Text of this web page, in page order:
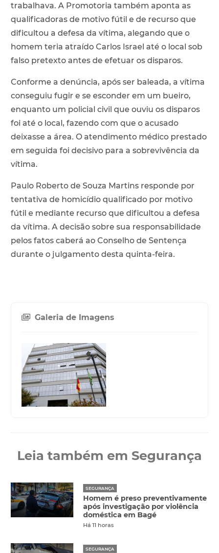
trabalhava. A Promotoria também aponta as
qualificadoras de motivo fútil e de recurso que
dificultou a defesa da vítima, alegando que o
homem teria atraído Carlos Israel até o local sob
falso pretexto antes de efetuar os disparos.
Conforme a denúncia, após ser baleada, a vítima
conseguiu fugir e se esconder em um bueiro,
enquanto um policial civil que ouviu os disparos
foi até o local, fazendo com que o acusado
deixasse a área. O atendimento médico prestado
em seguida foi decisivo para a sobrevivência da
vítima.
Paulo Roberto de Souza Martins responde por
tentativa de homicídio qualificado por motivo
fútil e mediante recurso que dificultou a defesa
da vítima. A decisão sobre sua responsabilidade
pelos fatos caberá ao Conselho de Sentença
durante o julgamento desta quinta-feira.
Galeria de Imagens
Leia também em Segurança
SEGURANÇA
Homem é preso preventivamente
após investigação por violência
doméstica em Bagé
Há 11 horas
SEGURANÇA